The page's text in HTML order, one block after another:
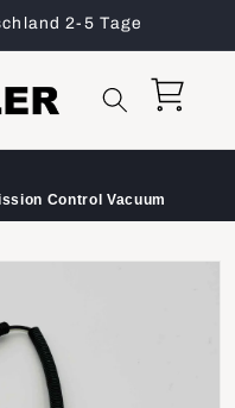
2-5 Tage
Warenkorb
Control Vacuum